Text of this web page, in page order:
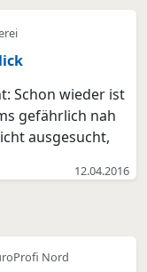
Schon wieder ist
gefährlich nah
ausgesucht,
hat sich hier für
ausgedacht:
12.04.2016
Nord